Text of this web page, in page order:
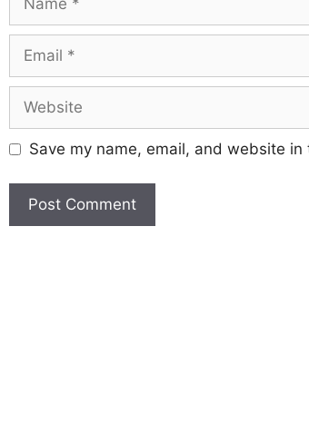
Save my name, email, and website